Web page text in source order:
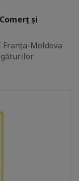
și
Franța-Moldova